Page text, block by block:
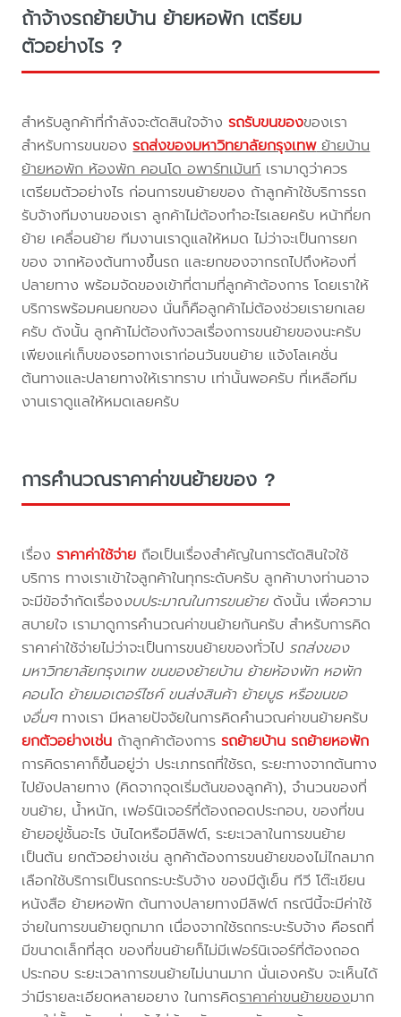
ถ้าจ้างรถย้ายบ้าน ย้ายหอพัก เตรียม
ตัวอย่างไร ?
สำหรับลูกค้าที่กำลังจะตัดสินใจจ้างรถรับขนของของเรา
สำหรับการขนของรถส่งของมหาวิทยาลัยกรุงเทพย้ายบ้าน
ย้ายหอพัก ห้องพัก คอนโด อพาร์ทเม้นท์เรามาดูว่าควร
เตรียมตัวอย่างไร ก่อนการขนย้ายของ ถ้าลูกค้าใช้บริการรถ
รับจ้างทีมงานของเรา ลูกค้าไม่ต้องทำอะไรเลยครับ หน้าที่ยก
ย้าย เคลื่อนย้าย ทีมงานเราดูแลให้หมด ไม่ว่าจะเป็นการยก
ของ จากห้องต้นทางขึ้นรถ และยกของจากรถไปถึงห้องที่
ปลายทาง พร้อมจัดของเข้าที่ตามที่ลูกค้าต้องการ โดยเราให้
บริการพร้อมคนยกของ นั่นก็คือลูกค้าไม่ต้องช่วยเรายกเลย
ครับ ดังนั้น ลูกค้าไม่ต้องกังวลเรื่องการขนย้ายของนะครับ
เพียงแค่เก็บของรอทางเราก่อนวันขนย้าย แจ้งโลเคชั่น
ต้นทางและปลายทางให้เราทราบ เท่านั้นพอครับ ที่เหลือทีม
งานเราดูแลให้หมดเลยครับ
การคำนวณราคาค่าขนย้ายของ ?
เรื่องราคาค่าใช้จ่าย ถือเป็นเรื่องสำคัญในการตัดสินใจใช้
บริการ ทางเราเข้าใจลูกค้าในทุกระดับครับ ลูกค้าบางท่านอาจ
จะมีข้อจำกัดเรื่องงบประมาณในการขนย้ายดังนั้น เพื่อความ
สบายใจ เรามาดูการคำนวณค่าขนย้ายกันครับ สำหรับการคิด
ราคาค่าใช้จ่ายไม่ว่าจะเป็นการขนย้ายของทั่วไป รถส่งของ
มหาวิทยาลัยกรุงเทพ ขนของย้ายบ้าน ย้ายห้องพัก หอพัก
คอนโด ย้ายมอเตอร์ไซค์ ขนส่งสินค้า ย้ายบูธ หรือขนขอ
งอื่นๆทางเรา มีหลายปัจจัยในการคิดคำนวณค่าขนย้ายครับ
ยกตัวอย่างเช่น ถ้าลูกค้าต้องการรถย้ายบ้าน รถย้ายหอพัก
การคิดราคาก็ขึ้นอยู่ว่า ประเภทรถที่ใช้รถ, ระยะทางจากต้นทาง
ไปยังปลายทาง (คิดจากจุดเริ่มต้นของลูกค้า), จำนวนของที่
ขนย้าย, น้ำหนัก, เฟอร์นิเจอร์ที่ต้องถอดประกอบ, ของที่ขน
ย้ายอยู่ชั้นอะไร บันไดหรือมีลิฟต์, ระยะเวลาในการขนย้าย
เป็นต้น ยกตัวอย่างเช่น ลูกค้าต้องการขนย้ายของไม่ไกลมาก
เลือกใช้บริการเป็นรถกระบะรับจ้าง ของมีตู้เย็น ทีวี โต๊ะเขียน
หนังสือ ย้ายหอพัก ต้นทางปลายทางมีลิฟต์ กรณีนี้จะมีค่าใช้
จ่ายในการขนย้ายถูกมาก เนื่องจากใช้รถกระบะรับจ้าง คือรถที่
มีขนาดเล็กที่สุด ของที่ขนย้ายก็ไม่มีเฟอร์นิเจอร์ที่ต้องถอด
ประกอบ ระยะเวลาการขนย้ายไม่นานมาก นั่นเองครับ จะเห็นได้
ว่ามีรายละเอียดหลายอยาง ในการคิดราคาค่าขนย้ายของมาก